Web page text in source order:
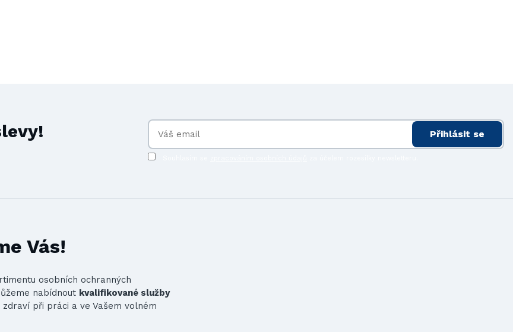
Přihlásit se
Vás!
osobních ochranných
nabídnout kvalifikované služby
při práci a ve Vašem volném